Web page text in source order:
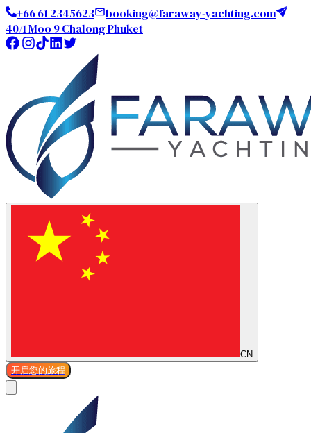
+66 61 2345623
booking@faraway-yachting.com
40/1 Moo 9 Chalong Phuket
CN
开启您的旅程